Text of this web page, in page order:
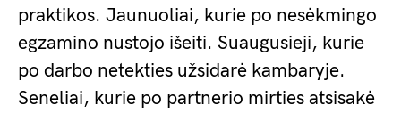
praktikos. Jaunuoliai, kurie po nesėkmingo
egzamino nustojo išeiti. Suaugusieji, kurie
po darbo netekties užsidarė kambaryje.
Seneliai, kurie po partnerio mirties atsisakė